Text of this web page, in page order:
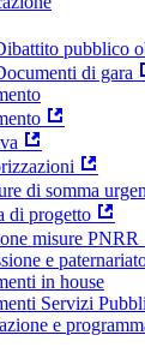
pubblico
di gara
di somma
di progetto
misure PNRR
e
in house
Servizi
e